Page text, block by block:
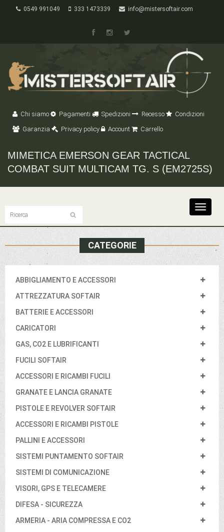
0549 991049 333 1473339 info@mistersoftair.com
Chi siamo Pagamenti Spedizioni Recesso
Condizioni
Garanzia
Privacy policy Account Carrello
MIMETICA EMERSON GEAR TACTICAL
COMBAT SUIT MULTICAM TG. S (EM2725S)
Toggle
CATEGORIE
ABBIGLIAMENTO E ACCESSORI
ATTREZZATURA SOFTAIR
BATTERIE E ACCESSORI
CARICATORI
GAS, CO2 E LUBRIFICANTI
FUCILI SOFTAIR
ACCESSORI E RICAMBI FUCILI
GRANATE E LANCIA GRANATE
PISTOLE E REVOLVER SOFTAIR
ACCESSORI E RICAMBI PISTOLE
PALLINI E ACCESSORI
SISTEMI PUNTAMENTO SOFTAIR
SISTEMI DI COMUNICAZIONE
VISORI, GPS E TELECAMERE
DIFESA - SICUREZZA
ARMERIA - ARIA COMPRESSA E CO2